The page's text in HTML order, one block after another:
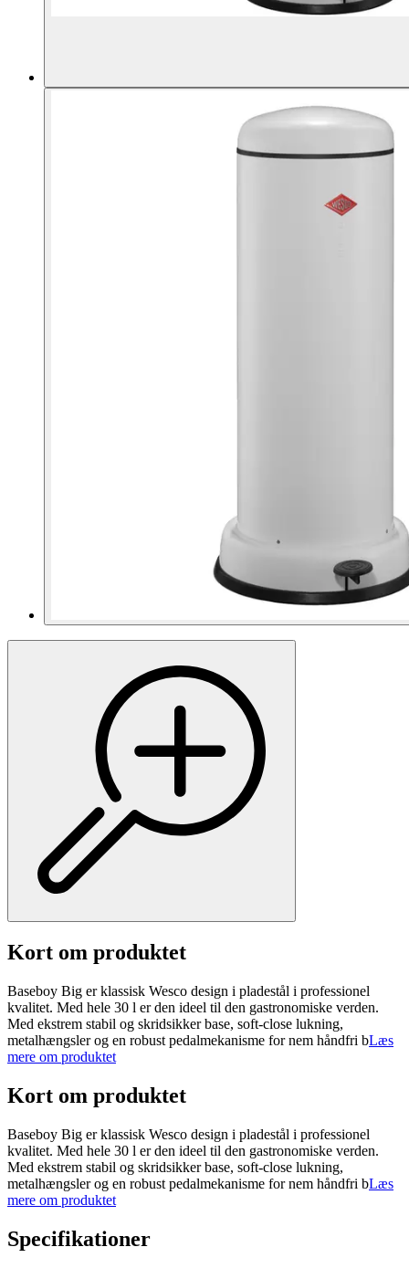
Kort om produktet
Baseboy Big er klassisk Wesco design i pladestål i professionel
kvalitet. Med hele 30 l er den ideel til den gastronomiske verden.
Med ekstrem stabil og skridsikker base, soft-close lukning,
metalhængsler og en robust pedalmekanisme for nem håndfri bLæs
mere om produktet
Kort om produktet
Baseboy Big er klassisk Wesco design i pladestål i professionel
kvalitet. Med hele 30 l er den ideel til den gastronomiske verden.
Med ekstrem stabil og skridsikker base, soft-close lukning,
metalhængsler og en robust pedalmekanisme for nem håndfri bLæs
mere om produktet
Specifikationer